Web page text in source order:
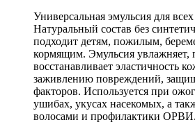
Универсальная эмульсия для
Натуральный состав без
подходит детям, пожилым,
кормящим. Эмульсия увлажняет,
восстанавливает эластичность
заживлению повреждений,
факторов. Используется при
ушибах, укусах насекомых, а
волосами и профилактики ОРВИ.